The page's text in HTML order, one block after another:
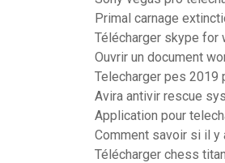
Primal carnage
Télécharger skype for
Ouvrir un document
Telecharger pes 2019
Avira antivir rescue
Application pour
Comment savoir si il y
Télécharger chess